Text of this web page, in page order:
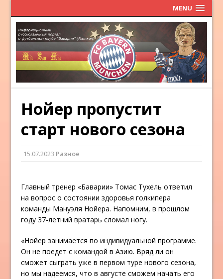
MENU
Нойер пропустит
старт нового сезона
15.07.2023 Разное
Главный тренер «Баварии» Томас Тухель ответил
на вопрос о состоянии здоровья голкипера
команды Мануэля Нойера. Напомним, в прошлом
году 37-летний вратарь сломал ногу.
«Нойер занимается по индивидуальной программе.
Он не поедет с командой в Азию. Вряд ли он
сможет сыграть уже в первом туре нового сезона,
но мы надеемся, что в августе сможем начать его